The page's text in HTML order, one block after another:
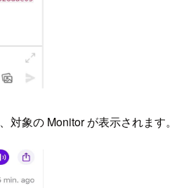
対象の Monitor が表示されます。